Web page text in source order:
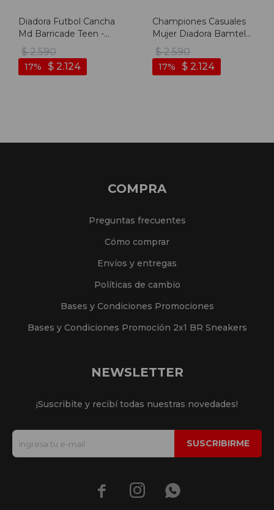
Diadora Futbol Cancha
Md Barricade Teen -
Bordo/blanco - Bordo-
blanco
$ 2.590
$ 2.124
17
Championes Casuales
Mujer Diadora Bamtelo
- Rosado
$ 2.590
$ 2.124
17
COMPRA
Preguntas frecuentes
Cómo comprar
Envíos y entregas
Políticas de cambio
Bases y Condiciones Promociones
Bases y Condiciones Promoción 2x1 BR Sneakers
NEWSLETTER
¡Suscribite y recibí todas nuestras novedades!
SUSCRIBIRME
  